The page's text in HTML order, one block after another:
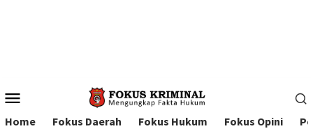
Menu
Home Fokus Daerah Fokus Hukum Fokus Opini